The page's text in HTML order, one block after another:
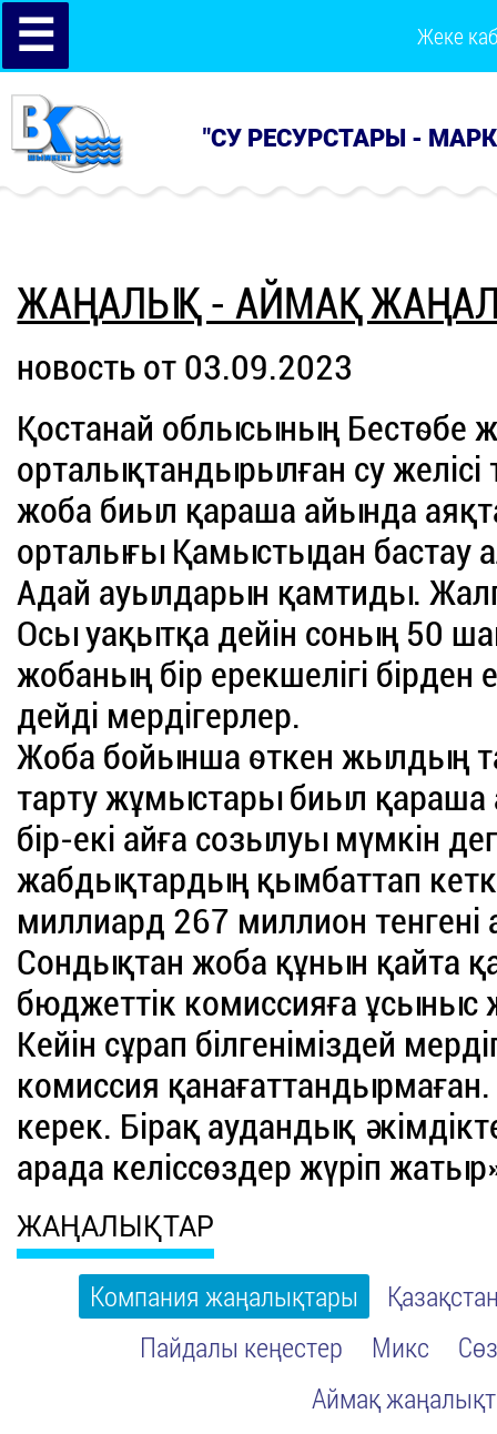
☰ Жеке
"СУ РЕСУРСТАРЫ -
ЖАҢАЛЫҚ - АЙМАҚ
новость от 03.09.2023
Қостанай облысының Бестөбе
орталықтандырылған су
жоба биыл қараша айында
орталығы Қамыстыдан бастау
Адай ауылдарын қамтиды.
Осы уақытқа дейін соның 50
жобаның бір ерекшелігі
дейді мердігерлер.
Жоба бойынша өткен жылдың
тарту жұмыстары биыл қараша
бір-екі айға созылуы мүмкін
жабдықтардың қымбаттап
миллиард 267 миллион
Сондықтан жоба құнын қайта
бюджеттік комиссияға ұсыныс
Кейін сұрап білгеніміздей
комиссия
керек. Бірақ аудандық
арада келіссөздер жүріп
ЖАҢАЛЫҚТАР
Компания жаңалықтары
Пайдалы кеңестер
Микс
Аймақ